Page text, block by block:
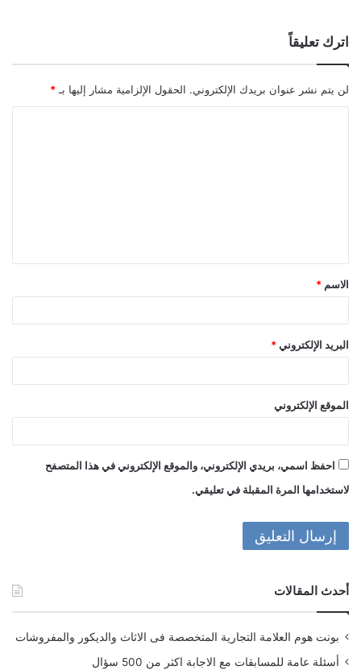
اترك تعليقاً
لن يتم نشر عنوان بريدك الإلكتروني. الحقول الإلزامية مشار إليها بـ *
ق
*
الاسم *
البريد الإلكتروني *
الموقع الإلكتروني
احفظ اسمي، بريدي الإلكتروني، والموقع الإلكتروني في هذا المتصفح
لاستخدامها المرة المقبلة في تعليقي.
أحدث المقالات
بونت هوم العلامة التجارية المتخصصة فى الاثاث والديكور والمفروشات
أسئلة عامة للمسابقات مع الاجابة اكثر من 500 سؤال